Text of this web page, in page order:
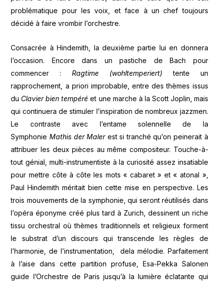
problématique pour les voix, et face à un chef toujours
décidé à faire vrombir l’orchestre.
Consacrée à Hindemith, la deuxième partie lui en donnera
l’occasion. Encore dans un pastiche de Bach pour
commencer :Ragtime (wohltemperiert)tente un
rapprochement, a priori improbable, entre des thèmes issus
du Clavier bien tempéréet une marche à la Scott Joplin, mais
qui continuera de stimuler l’inspiration de nombreux jazzmen.
Le contraste avec l’entame solennelle de la
Symphonie Mathis der Maler est si tranché qu’on peinerait à
attribuer les deux pièces au même compositeur. Touche-à-
tout génial, multi-instrumentiste à la curiosité assez insatiable
pour mettre côte à côte les mots « cabaret » et « atonal »,
Paul Hindemith méritait bien cette mise en perspective. Les
trois mouvements de la symphonie, qui seront réutilisés dans
l’opéra éponyme créé plus tard à Zurich, dessinent un riche
tissu orchestral où thèmes traditionnels et religieux forment
le substrat d’un discours qui transcende les règles de
l’harmonie, de l’instrumentation, dela mélodie. Parfaitement
à l’aise dans cette partition profuse, Esa-Pekka Salonen
guide l’Orchestre de Paris jusqu’à la lumière éclatante qui